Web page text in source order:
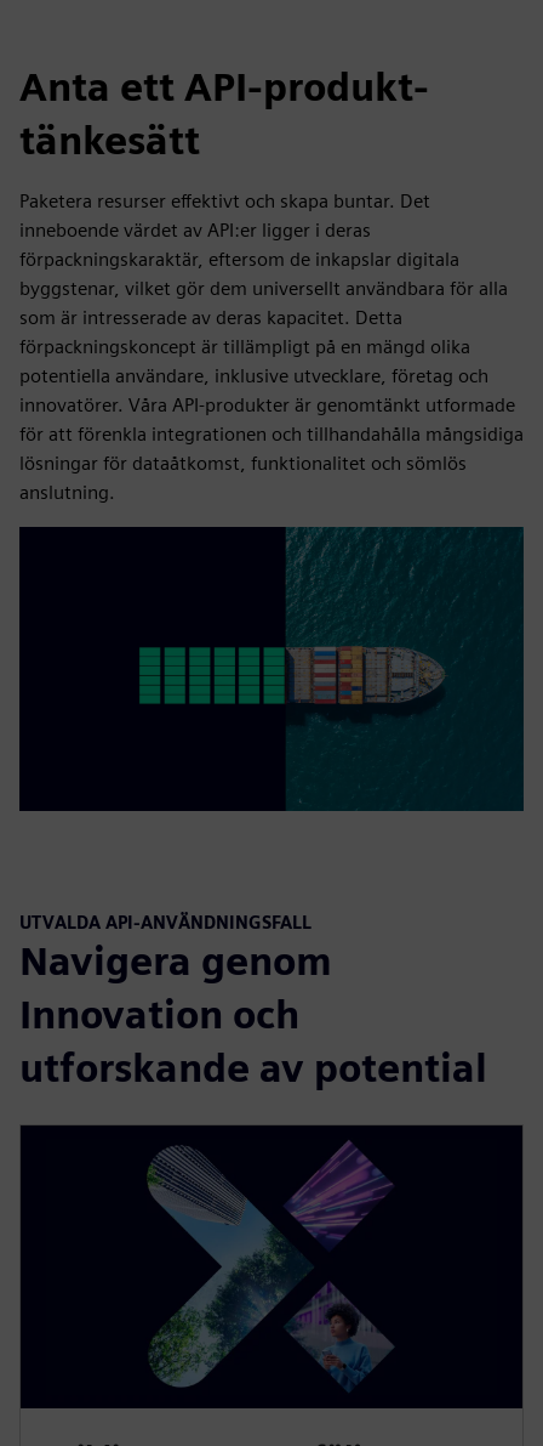
Anta ett API-produkt-
tänkesätt
Paketera resurser effektivt och skapa buntar. Det
inneboende värdet av API:er ligger i deras
förpackningskaraktär, eftersom de inkapslar digitala
byggstenar, vilket gör dem universellt användbara för alla
som är intresserade av deras kapacitet. Detta
förpackningskoncept är tillämpligt på en mängd olika
potentiella användare, inklusive utvecklare, företag och
innovatörer. Våra API-produkter är genomtänkt utformade
för att förenkla integrationen och tillhandahålla mångsidiga
lösningar för dataåtkomst, funktionalitet och sömlös
anslutning.
UTVALDA API-ANVÄNDNINGSFALL
Navigera genom
Innovation och
utforskande av potential